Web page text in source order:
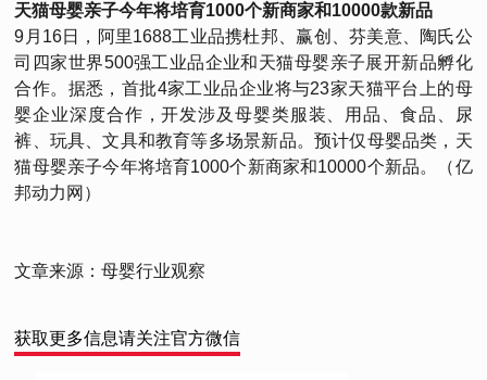
天猫母婴亲子今年将培育1000个新商家和10000款新品
9月16日，阿里1688工业品携杜邦、赢创、芬美意、陶氏公
司四家世界500强工业品企业和天猫母婴亲子展开新品孵化
合作。据悉，首批4家工业品企业将与23家天猫平台上的母
婴企业深度合作，开发涉及母婴类服装、用品、食品、尿
裤、玩具、文具和教育等多场景新品。预计仅母婴品类，天
猫母婴亲子今年将培育1000个新商家和10000个新品。（亿
邦动力网）
文章来源：母婴行业观察
获取更多信息请关注官方微信